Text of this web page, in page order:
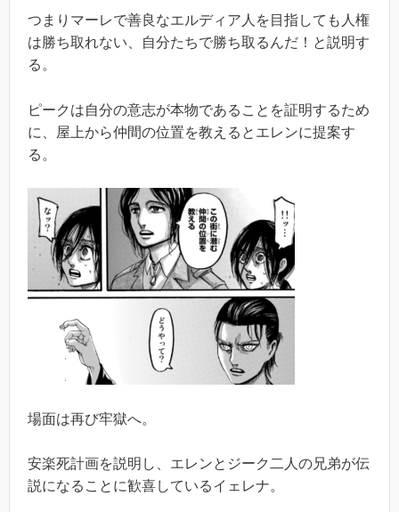
つまりマーレで善良なエルディア人を目指しても人権
は勝ち取れない、自分たちで勝ち取るんだ！と説明す
る。
ピークは自分の意志が本物であることを証明するため
に、屋上から仲間の位置を教えるとエレンに提案す
る。
場面は再び牢獄へ。
安楽死計画を説明し、エレンとジーク二人の兄弟が伝
説になることに歓喜しているイェレナ。